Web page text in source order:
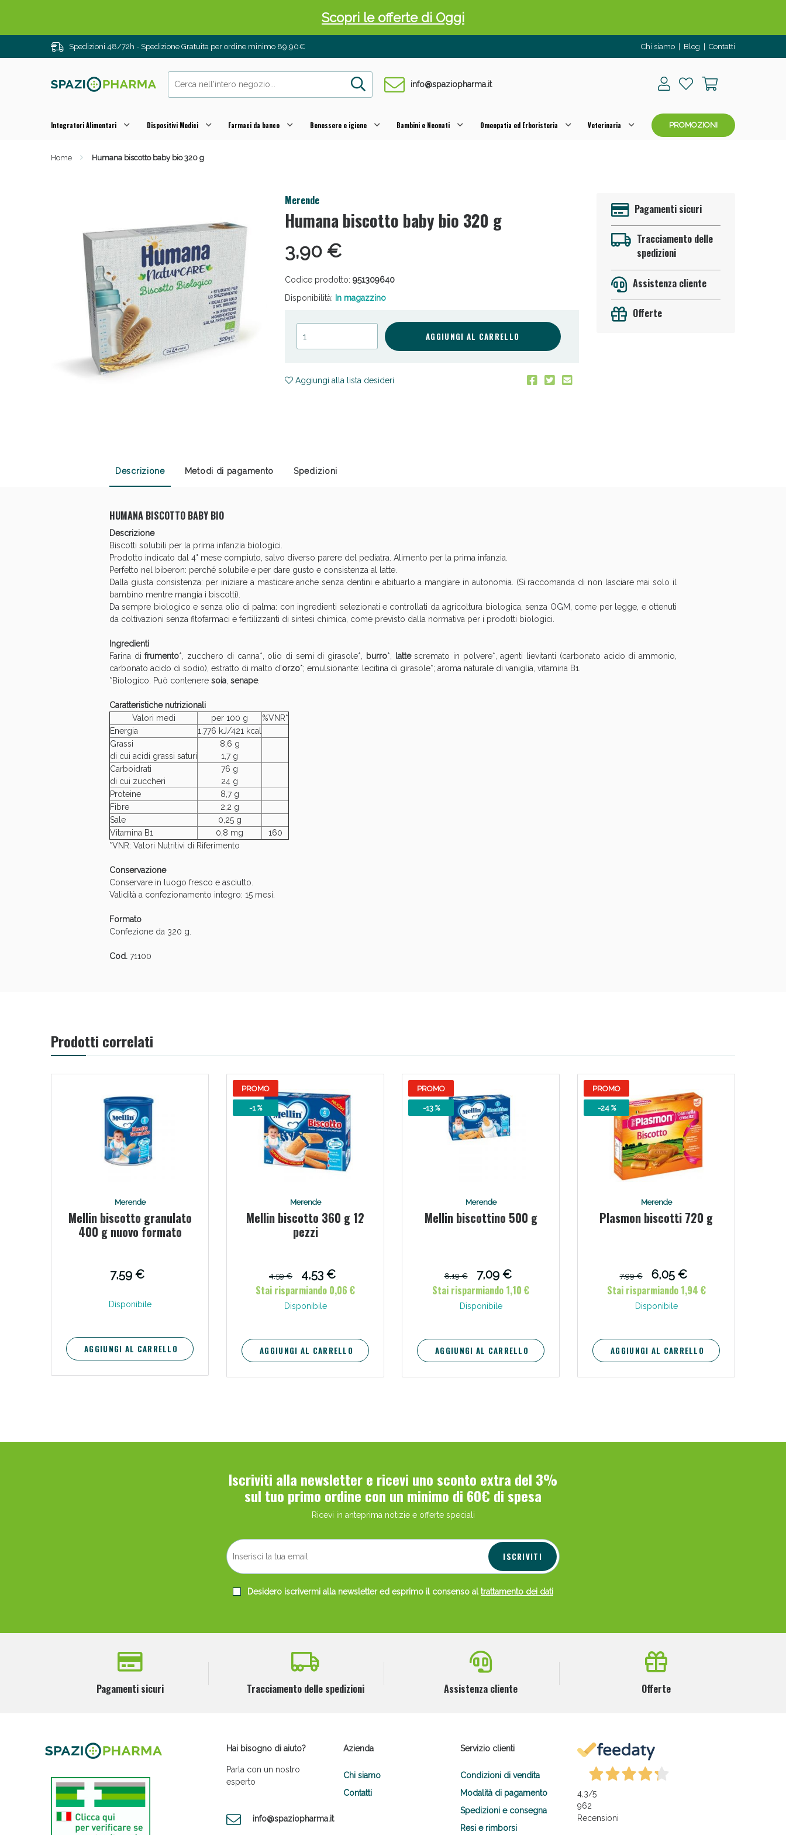
Spedizioni 48/72h - Spedizione Gratuita per ordine minimo 89,90€ Chi siamo Blog Contatti
info@spaziopharma.it
Integratori Alimentari Dispositivi Medici Farmaci da banco Benessere e igiene Bambini e Neonati Omeopatia ed Erboristeria Veterinaria PROMOZIONI
Home Humana biscotto baby bio 320 g
Merende
Humana biscotto baby bio 320 g
3,90 €
Codice prodotto: 951309640
Disponibilità: In magazzino
AGGIUNGI AL CARRELLO
Aggiungi alla lista desideri
Pagamenti sicuri
Tracciamento delle
spedizioni
Assistenza cliente
Offerte
Descrizione Metodi di pagamento Spedizioni
HUMANA BISCOTTO BABY BIO
Descrizione
Biscotti solubili per la prima infanzia biologici.
Prodotto indicato dal 4° mese compiuto, salvo diverso parere del pediatra. Alimento per la prima infanzia.
Perfetto nel biberon: perché solubile e per dare gusto e consistenza al latte.
Dalla giusta consistenza: per iniziare a masticare anche senza dentini e abituarlo a mangiare in autonomia. (Si raccomanda di non lasciare mai solo il
bambino mentre mangia i biscotti).
Da sempre biologico e senza olio di palma: con ingredienti selezionati e controllati da agricoltura biologica, senza OGM, come per legge, e ottenuti
da coltivazioni senza fitofarmaci e fertilizzanti di sintesi chimica, come previsto dalla normativa per i prodotti biologici.
Ingredienti
Farina difrumento*, zucchero di canna*, olio di semi di girasole*, burro*, lattescremato in polvere*, agenti lievitanti (carbonato acido di ammonio,
carbonato acido di sodio), estratto di malto d'orzo*; emulsionante: lecitina di girasole*; aroma naturale di vaniglia, vitamina B1.
*Biologico. Può contenere soia senape.
Caratteristiche nutrizionali
Valori medi
per 100 g
%VNR*
Energia
1.776 kJ/421 kcal
Grassi
di cui acidi grassi saturi
8,6 g
1,7 g
Carboidrati
di cui zuccheri
76 g
24 g
Proteine
8,7 g
Fibre
2,2 g
Sale
0,25 g
Vitamina B1
0,8 mg
160
*VNR: Valori Nutritivi di Riferimento
Conservazione
Conservare in luogo fresco e asciutto.
Validità a confezionamento integro: 15 mesi.
Formato
Confezione da 320 g.
Cod. 71100
Prodotti correlati
Merende
Mellin biscotto granulato
400 g nuovo formato
7,59 €
Disponibile
AGGIUNGI AL CARRELLO
PROMO
-1 %
Merende
Mellin biscotto 360 g 12
pezzi
4,59 €
4,53 €
Stai risparmiando 0,06 €
Disponibile
AGGIUNGI AL CARRELLO
PROMO
-13 %
Merende
Mellin biscottino 500 g
8,19 €
7,09 €
Stai risparmiando 1,10 €
Disponibile
AGGIUNGI AL CARRELLO
PROMO
-24 %
Merende
Plasmon biscotti 720 g
7,99 €
6,05 €
Stai risparmiando 1,94 €
Disponibile
AGGIUNGI AL CARRELLO
Iscriviti alla newsletter e ricevi uno sconto extra del 3%
sul tuo primo ordine con un minimo di 60€ di spesa
Ricevi in anteprima notizie e offerte speciali
ISCRIVITI
Desidero iscrivermi alla newsletter ed esprimo il consenso al trattamento dei dati
Pagamenti sicuri Tracciamento delle spedizioni Assistenza cliente Offerte
Hai bisogno di aiuto?
Parla con un nostro
esperto
info@spaziopharma.it
Azienda
Chi siamo
Contatti
Servizio clienti
Condizioni di vendita
Modalità di pagamento
Spedizioni e consegna
Resi e rimborsi
4,3/5
962
Recensioni
Scopri le offerte di Oggi
Drenanti e Pancia Piatta: Sconti fino al 55% validi solo per OGGI!
Anticellulite e Fanghi: Sconto fino al 40% valido oggi!
Anticellulite e Fanghi: Sconto fino al 40% valido oggi!
Vie Urinarie e Prostata: Sconti fino al 45% oggi!